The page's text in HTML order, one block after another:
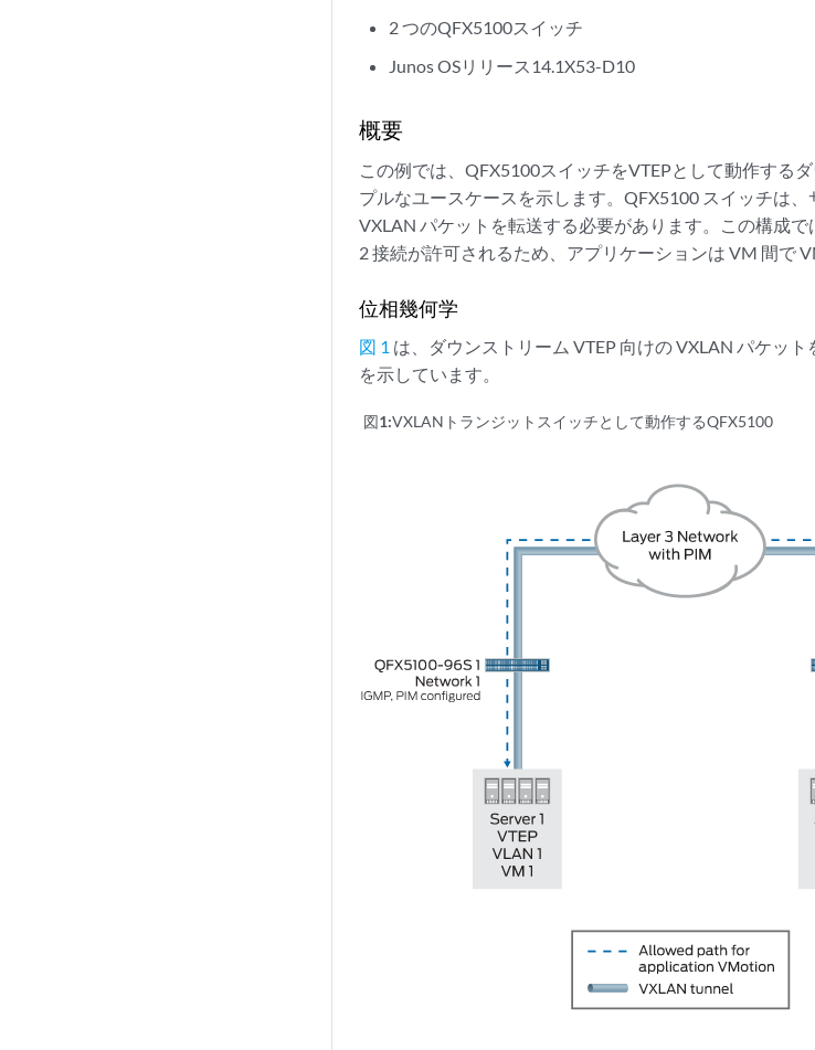
2 つのQFX5100スイッチ
Junos OSリリース14.1X53-D10
概要
この例では、QFX5100スイッチをVTEPとして動作する
プルなユースケースを示します。QFX5100 スイッチは
VXLAN パケットを転送する必要があります。この構成
2 接続が許可されるため、アプリケーションは VM 間で
位相幾何学
図 1 は、ダウンストリーム VTEP 向けの VXLAN パケッ
を示しています。
図1:VXLANトランジットスイッチとして動作するQFX5100